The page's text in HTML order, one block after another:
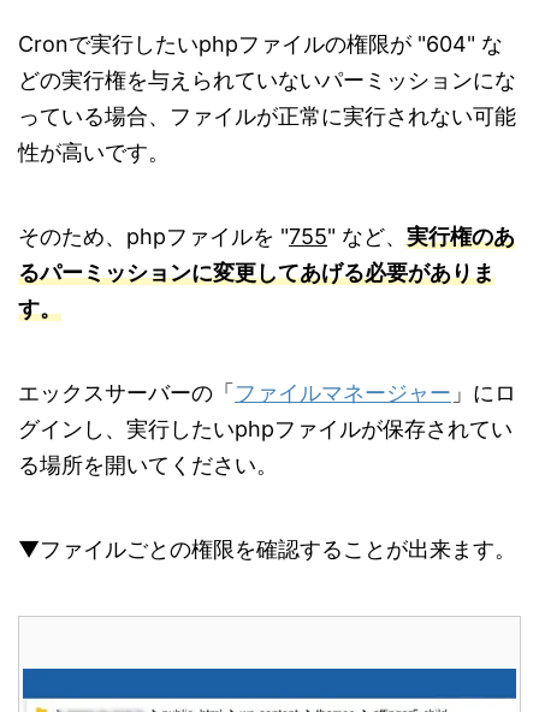
Cronで実行したいphpファイルの権限が "604" な
どの実行権を与えられていないパーミッションにな
っている場合、ファイルが正常に実行されない可能
性が高いです。
そのため、phpファイルを "755" など、 実行権のあ
るパーミッションに変更してあげる必要がありま
す。
エックスサーバーの「 ファイルマネージャー 」にロ
グインし、実行したいphpファイルが保存されてい
る場所を開いてください。
▼ファイルごとの権限を確認することが出来ます。